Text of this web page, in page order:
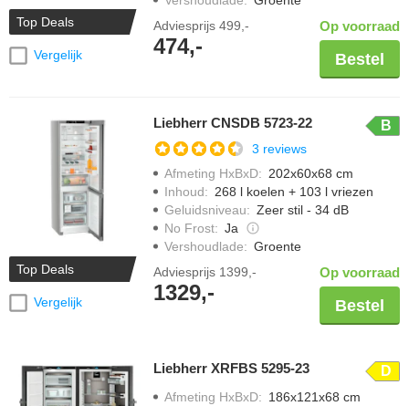
Top Deals
Vergelijk
Adviesprijs 499,-
474,-
Op voorraad
Bestel
Top Deals
Vergelijk
Liebherr CNSDB 5723-22 B
3 reviews
Afmeting HxBxD: 202x60x68 cm
Inhoud: 268 l koelen + 103 l vriezen
Geluidsniveau: Zeer stil - 34 dB
No Frost: Ja
Vershoudlade: Groente
Adviesprijs 1399,-
1329,-
Op voorraad
Bestel
Liebherr XRFBS 5295-23 D
Afmeting HxBxD: 186x121x68 cm